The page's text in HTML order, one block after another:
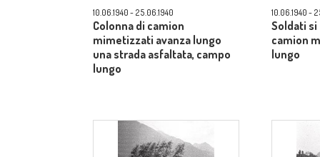
10.06.1940 - 25.06.1940
Colonna di camion
mimetizzati avanza lungo
una strada asfaltata, campo
lungo
10.06.1940 -
Soldati
camion
lungo